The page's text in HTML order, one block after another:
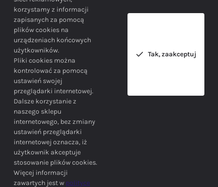
Bezpieczne zakupy gwarantowane!
INFORMACJE
SIEDZIBA FIRMY
korzystamy z informacji
zapisanych za pomocą
plików cookies na
urządzeniach końcowych
użytkowników.
Pliki cookies można
kontrolować za pomocą
ustawień swojej
przeglądarki internetowej.
Dalsze korzystanie z
naszego sklepu
internetowego, bez zmiany
ustawień przeglądarki
internetowej oznacza, iż
użytkownik akceptuje
stosowanie plików cookies.
Więcej informacji
zawartych jest w polityce
Tak, zaakceptuj